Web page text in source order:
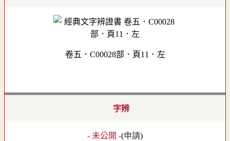
卷五．C00028部．頁11．左
字辨
- 未公開 -(申請)